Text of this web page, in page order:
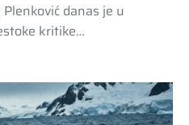
danas je u
kritike…